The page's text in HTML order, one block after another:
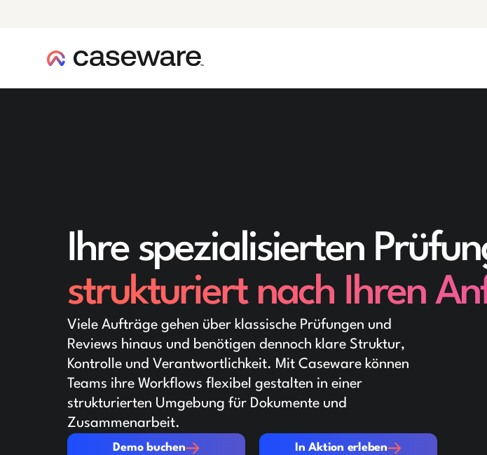
Ihre spezialisierten
strukturiert nach Ihren
Viele Aufträge gehen über klassische Prüfungen und
Reviews hinaus und benötigen dennoch klare Struktur,
Kontrolle und Verantwortlichkeit. Mit Caseware können
Teams ihre Workflows flexibel gestalten in einer
strukturierten Umgebung für Dokumente und
Zusammenarbeit.
Demo buchen
Demo buchen
In Aktion erleben
In Aktion erleben